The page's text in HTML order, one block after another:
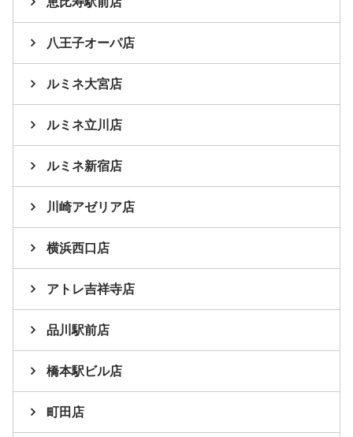
八王子オーパ店
ルミネ大宮店
ルミネ立川店
ルミネ新宿店
川崎アゼリア店
横浜西口店
アトレ吉祥寺店
品川駅前店
橋本駅ビル店
町田店